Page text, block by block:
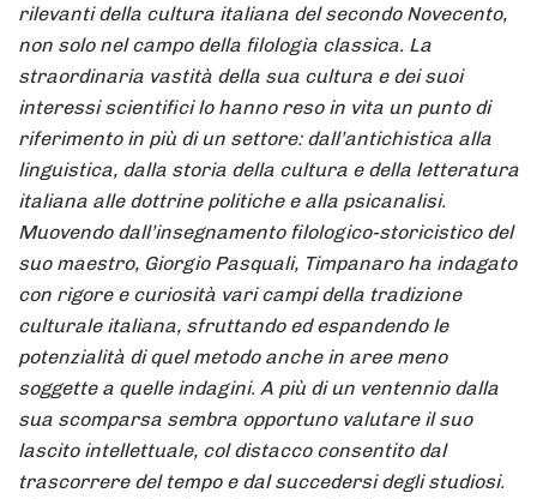
rilevanti della cultura italiana del secondo Novecento,
non solo nel campo della filologia classica. La
straordinaria vastità della sua cultura e dei suoi
interessi scientifici lo hanno reso in vita un punto di
riferimento in più di un settore: dall’antichistica alla
linguistica, dalla storia della cultura e della letteratura
italiana alle dottrine politiche e alla psicanalisi.
Muovendo dall’insegnamento filologico-storicistico del
suo maestro, Giorgio Pasquali, Timpanaro ha indagato
con rigore e curiosità vari campi della tradizione
culturale italiana, sfruttando ed espandendo le
potenzialità di quel metodo anche in aree meno
soggette a quelle indagini. A più di un ventennio dalla
sua scomparsa sembra opportuno valutare il suo
lascito intellettuale, col distacco consentito dal
trascorrere del tempo e dal succedersi degli studiosi.